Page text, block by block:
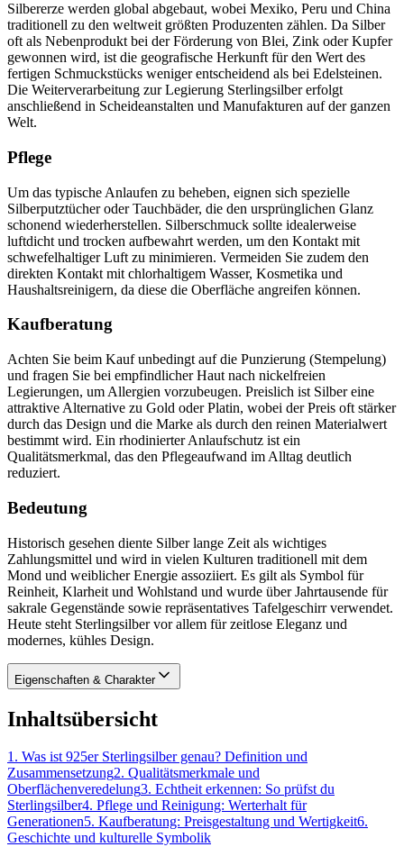
Silbererze werden global abgebaut, wobei Mexiko, Peru und China
traditionell zu den weltweit größten Produzenten zählen. Da Silber
oft als Nebenprodukt bei der Förderung von Blei, Zink oder Kupfer
gewonnen wird, ist die geografische Herkunft für den Wert des
fertigen Schmuckstücks weniger entscheidend als bei Edelsteinen.
Die Weiterverarbeitung zur Legierung Sterlingsilber erfolgt
anschließend in Scheideanstalten und Manufakturen auf der ganzen
Welt.
Pflege
Um das typische Anlaufen zu beheben, eignen sich spezielle
Silberputztücher oder Tauchbäder, die den ursprünglichen Glanz
schonend wiederherstellen. Silberschmuck sollte idealerweise
luftdicht und trocken aufbewahrt werden, um den Kontakt mit
schwefelhaltiger Luft zu minimieren. Vermeiden Sie zudem den
direkten Kontakt mit chlorhaltigem Wasser, Kosmetika und
Haushaltsreinigern, da diese die Oberfläche angreifen können.
Kaufberatung
Achten Sie beim Kauf unbedingt auf die Punzierung (Stempelung)
und fragen Sie bei empfindlicher Haut nach nickelfreien
Legierungen, um Allergien vorzubeugen. Preislich ist Silber eine
attraktive Alternative zu Gold oder Platin, wobei der Preis oft stärker
durch das Design und die Marke als durch den reinen Materialwert
bestimmt wird. Ein rhodinierter Anlaufschutz ist ein
Qualitätsmerkmal, das den Pflegeaufwand im Alltag deutlich
reduziert.
Bedeutung
Historisch gesehen diente Silber lange Zeit als wichtiges
Zahlungsmittel und wird in vielen Kulturen traditionell mit dem
Mond und weiblicher Energie assoziiert. Es gilt als Symbol für
Reinheit, Klarheit und Wohlstand und wurde über Jahrtausende für
sakrale Gegenstände sowie repräsentatives Tafelgeschirr verwendet.
Heute steht Sterlingsilber vor allem für zeitlose Eleganz und
modernes, kühles Design.
Eigenschaften & Charakter
Inhaltsübersicht
1. Was ist 925er Sterlingsilber genau? Definition und
Zusammensetzung2. Qualitätsmerkmale und
Oberflächenveredelung3. Echtheit erkennen: So prüfst du
Sterlingsilber4. Pflege und Reinigung: Werterhalt für
Generationen5. Kaufberatung: Preisgestaltung und Wertigkeit6.
Geschichte und kulturelle Symbolik